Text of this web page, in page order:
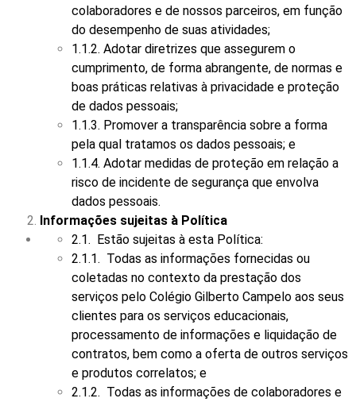
colaboradores e de nossos parceiros, em função
do desempenho de suas atividades;
1.1.2. Adotar diretrizes que assegurem o
cumprimento, de forma abrangente, de normas e
boas práticas relativas à privacidade e proteção
de dados pessoais;
1.1.3. Promover a transparência sobre a forma
pela qual tratamos os dados pessoais; e
1.1.4. Adotar medidas de proteção em relação a
risco de incidente de segurança que envolva
dados pessoais.
Informações sujeitas à Política
2.1. Estão sujeitas à esta Política:
2.1.1. Todas as informações fornecidas ou
coletadas no contexto da prestação dos
serviços pelo Colégio Gilberto Campelo aos seus
clientes para os serviços educacionais,
processamento de informações e liquidação de
contratos, bem como a oferta de outros serviços
e produtos correlatos; e
2.1.2. Todas as informações de colaboradores e